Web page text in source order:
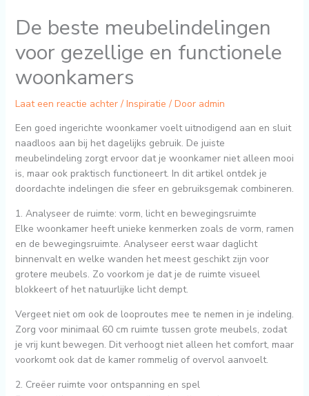
De beste meubelindelingen
voor gezellige en functionele
woonkamers
Laat een reactie achter / Inspiratie / Door admin
Een goed ingerichte woonkamer voelt uitnodigend aan en sluit
naadloos aan bij het dagelijks gebruik. De juiste
meubelindeling zorgt ervoor dat je woonkamer niet alleen mooi
is, maar ook praktisch functioneert. In dit artikel ontdek je
doordachte indelingen die sfeer en gebruiksgemak combineren.
1. Analyseer de ruimte: vorm, licht en bewegingsruimte
Elke woonkamer heeft unieke kenmerken zoals de vorm, ramen
en de bewegingsruimte. Analyseer eerst waar daglicht
binnenvalt en welke wanden het meest geschikt zijn voor
grotere meubels. Zo voorkom je dat je de ruimte visueel
blokkeert of het natuurlijke licht dempt.
Vergeet niet om ook de looproutes mee te nemen in je indeling.
Zorg voor minimaal 60 cm ruimte tussen grote meubels, zodat
je vrij kunt bewegen. Dit verhoogt niet alleen het comfort, maar
voorkomt ook dat de kamer rommelig of overvol aanvoelt.
2. Creëer ruimte voor ontspanning en spel